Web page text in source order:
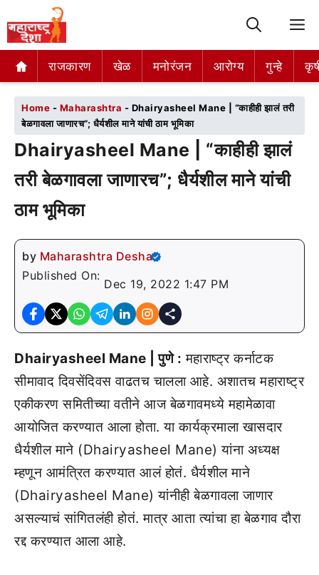
राजकारण खेळ मनोरंजन आरोग्य गुन्हे
राजकारण खेळ मनोरंजन आरोग्य गुन्हे
Home - Maharashtra - Dhairyasheel Mane | “काहीही झालं तरी
बेळगावला जाणारच”; धैर्यशील माने यांची ठाम भूमिका
Dhairyasheel Mane | “काहीही झालं
तरी बेळगावला जाणारच”; धैर्यशील माने यांची
ठाम भूमिका
by Maharashtra Desha
Published On:
Dec 19, 2022 1:47 PM
Dhairyasheel Mane | पुणे : महाराष्ट्र कर्नाटक
सीमावाद दिवसेंदिवस वाढतच चालला आहे. अशातच महाराष्ट्र
एकीकरण समितीच्या वतीने आज बेळगावमध्ये महामेळावा
आयोजित करण्यात आला होता. या कार्यक्रमाला खासदार
धैर्यशील माने (Dhairyasheel Mane) यांना अध्यक्ष
म्हणून आमंत्रित करण्यात आलं होतं. धैर्यशील माने
(Dhairyasheel Mane) यांनीही बेळगावला जाणार
असल्याचं सांगितलंही होतं. मात्र आता त्यांचा हा बेळगाव दौरा
रद्द करण्यात आला आहे.